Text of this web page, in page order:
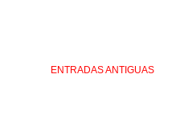
ENTRADAS ANTIGUAS